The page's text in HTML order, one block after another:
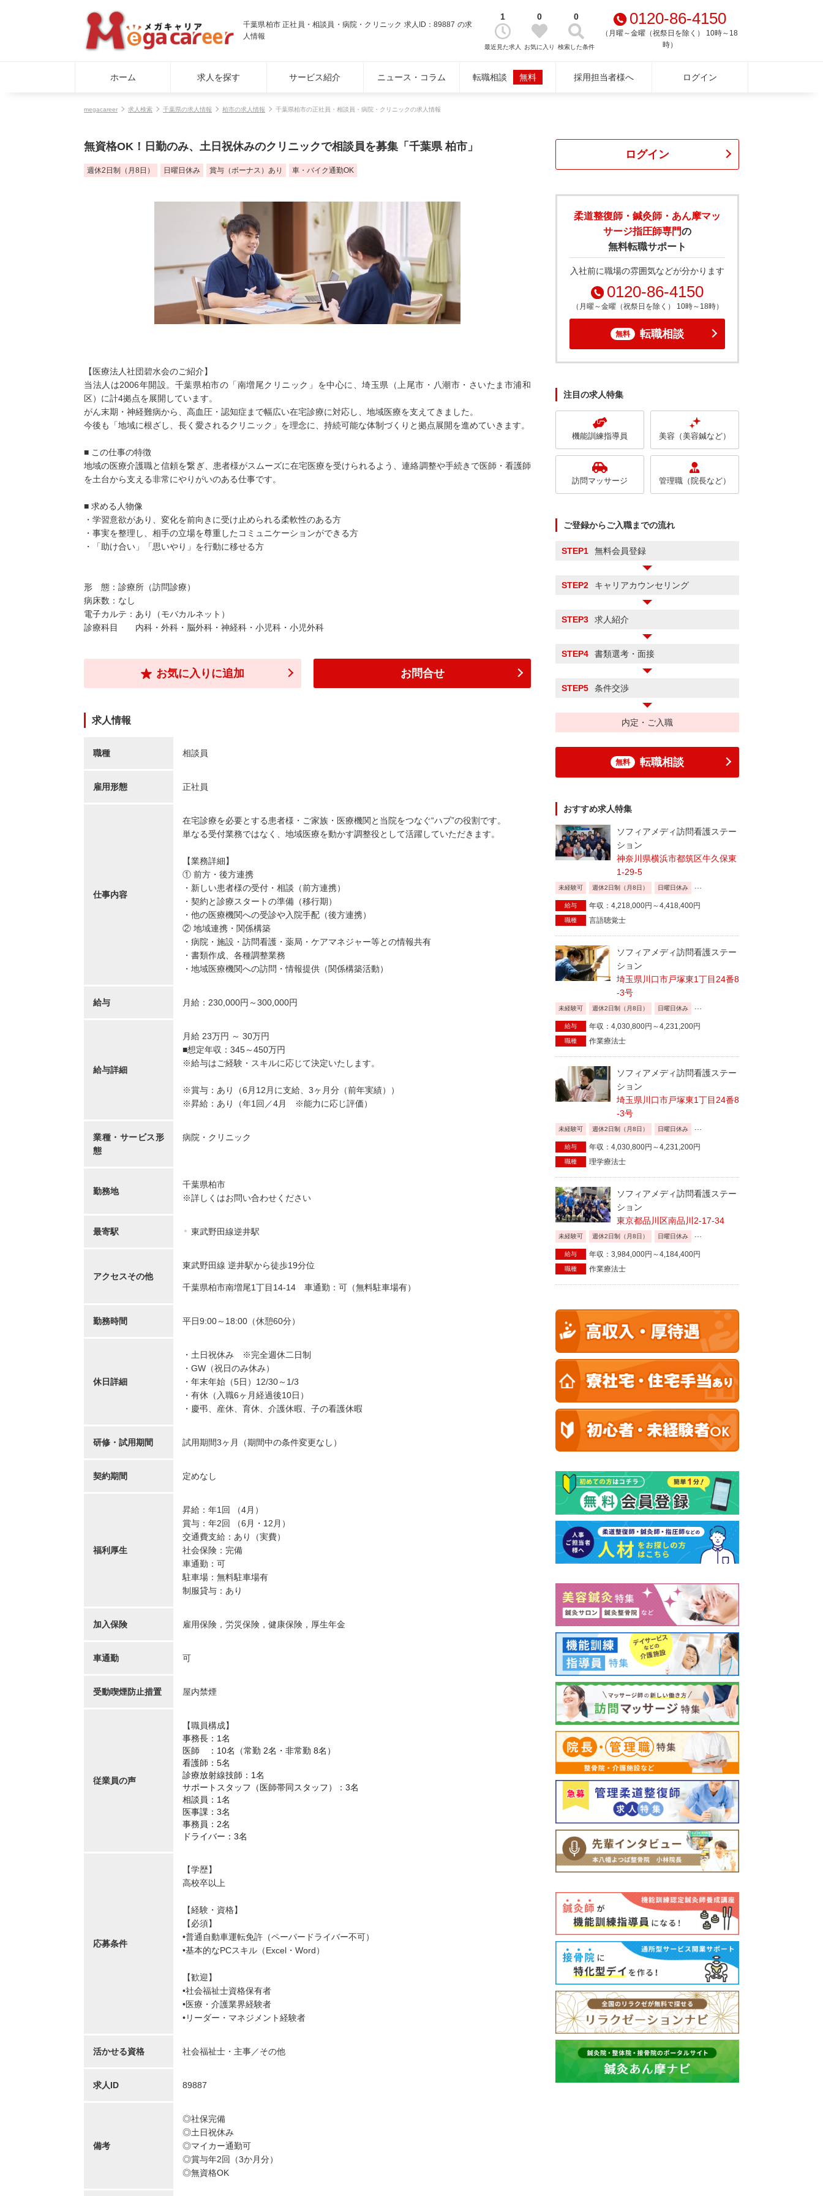
千葉県柏市 正社員・相談員・病院・クリニック 求人ID：89887 の求
人情報
1
最近見た求人
0
お気に入り
0
検索した条件
0120-86-4150
（月曜～金曜（祝祭日を除く） 10時～18
時）
ホーム 求人を探す サービス紹介 ニュース・コラム 転職相談 無料 採用担当者様へ ログイン
megacareer 求人検索 千葉県の求人情報 柏市の求人情報 千葉県柏市の正社員・相談員・病院・クリニックの求人情報
無資格OK！日勤のみ、土日祝休みのクリニックで相談員を募集「千葉県 柏市」
週休2日制（月8日） 日曜日休み 賞与（ボーナス）あり 車・バイク通勤OK
【医療法人社団碧水会のご紹介】
当法人は2006年開設。千葉県柏市の「南増尾クリニック」を中心に、埼玉県（上尾市・八潮市・さいたま市浦和
区）に計4拠点を展開しています。
がん末期・神経難病から、高血圧・認知症まで幅広い在宅診療に対応し、地域医療を支えてきました。
今後も「地域に根ざし、長く愛されるクリニック」を理念に、持続可能な体制づくりと拠点展開を進めていきます。
■ この仕事の特徴
地域の医療介護職と信頼を繋ぎ、患者様がスムーズに在宅医療を受けられるよう、連絡調整や手続きで医師・看護師
を土台から支える非常にやりがいのある仕事です。
■ 求める人物像
・学習意欲があり、変化を前向きに受け止められる柔軟性のある方
・事実を整理し、相手の立場を尊重したコミュニケーションができる方
・「助け合い」「思いやり」を行動に移せる方
形 態：診療所（訪問診療）
病床数：なし
電子カルテ：あり（モバカルネット）
診療科目 内科・外科・脳外科・神経科・小児科・小児外科
お気に入りに追加 お問合せ
求人情報
職種 相談員
雇用形態 正社員
仕事内容
在宅診療を必要とする患者様・ご家族・医療機関と当院をつなぐ“ハブ”の役割です。
単なる受付業務ではなく、地域医療を動かす調整役として活躍していただきます。
【業務詳細】
① 前方・後方連携
・新しい患者様の受付・相談（前方連携）
・契約と診療スタートの準備（移行期）
・他の医療機関への受診や入院手配（後方連携）
② 地域連携・関係構築
・病院・施設・訪問看護・薬局・ケアマネジャー等との情報共有
・書類作成、各種調整業務
・地域医療機関への訪問・情報提供（関係構築活動）
給与 月給：230,000円～300,000円
給与詳細
月給 23万円 ～ 30万円
■想定年収：345～450万円
※給与はご経験・スキルに応じて決定いたします。
※賞与：あり（6月12月に支給、3ヶ月分（前年実績））
※昇給：あり（年1回／4月 ※能力に応じ評価）
業種・サービス形
態
病院・クリニック
勤務地
千葉県柏市
※詳しくはお問い合わせください
最寄駅 東武野田線逆井駅
アクセスその他
東武野田線 逆井駅から徒歩19分位
千葉県柏市南増尾1丁目14-14 車通勤：可（無料駐車場有）
勤務時間 平日9:00～18:00（休憩60分）
休日詳細
・土日祝休み ※完全週休二日制
・GW（祝日のみ休み）
・年末年始（5日）12/30～1/3
・有休（入職6ヶ月経過後10日）
・慶弔、産休、育休、介護休暇、子の看護休暇
研修・試用期間 試用期間3ヶ月（期間中の条件変更なし）
契約期間 定めなし
福利厚生
昇給：年1回 （4月）
賞与：年2回 （6月・12月）
交通費支給：あり（実費）
社会保険：完備
車通勤：可
駐車場：無料駐車場有
制服貸与：あり
加入保険 雇用保険，労災保険，健康保険，厚生年金
車通勤 可
受動喫煙防止措置 屋内禁煙
従業員の声
【職員構成】
事務長：1名
医師　：10名（常勤 2名・非常勤 8名）
看護師：5名
診療放射線技師：1名
サポートスタッフ（医師帯同スタッフ）：3名
相談員：1名
医事課：3名
事務員：2名
ドライバー：3名
応募条件
【学歴】
高校卒以上
【経験・資格】
【必須】
•普通自動車運転免許（ペーパードライバー不可）
•基本的なPCスキル（Excel・Word）
【歓迎】
•社会福祉士資格保有者
•医療・介護業界経験者
•リーダー・マネジメント経験者
活かせる資格 社会福祉士・主事 その他
求人ID 89887
備考
◎社保完備
◎土日祝休み
◎マイカー通勤可
◎賞与年2回（3か月分）
◎無資格OK
ログイン
柔道整復師・鍼灸師・あん摩マッ
サージ指圧師専門の
無料転職サポート
入社前に職場の雰囲気などが分かります
0120-86-4150
（月曜～金曜（祝祭日を除く） 10時～18時）
無料 転職相談
注目の求人特集
機能訓練指導員 美容（美容鍼など）
訪問マッサージ 管理職（院長など）
ご登録からご入職までの流れ
STEP1 無料会員登録
STEP2 キャリアカウンセリング
STEP3 求人紹介
STEP4 書類選考・面接
STEP5 条件交渉
内定・ご入職
無料 転職相談
おすすめ求人特集
ソフィアメディ訪問看護ステー
ション
神奈川県横浜市都筑区牛久保東
1-29-5
未経験可 週休2日制（月8日） 日曜日休み
給与 年収：4,218,000円～4,418,400円
職種 言語聴覚士
ソフィアメディ訪問看護ステー
ション
埼玉県川口市戸塚東1丁目24番8
-3号
未経験可 週休2日制（月8日） 日曜日休み
給与 年収：4,030,800円～4,231,200円
職種 作業療法士
ソフィアメディ訪問看護ステー
ション
埼玉県川口市戸塚東1丁目24番8
-3号
未経験可 週休2日制（月8日） 日曜日休み
給与 年収：4,030,800円～4,231,200円
職種 理学療法士
ソフィアメディ訪問看護ステー
ション
東京都品川区南品川2-17-34
未経験可 週休2日制（月8日） 日曜日休み
給与 年収：3,984,000円～4,184,400円
職種 作業療法士